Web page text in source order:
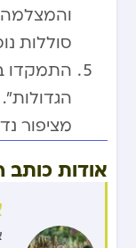
והמצלמה
סוללות
התמקדו
מציפור
אודות